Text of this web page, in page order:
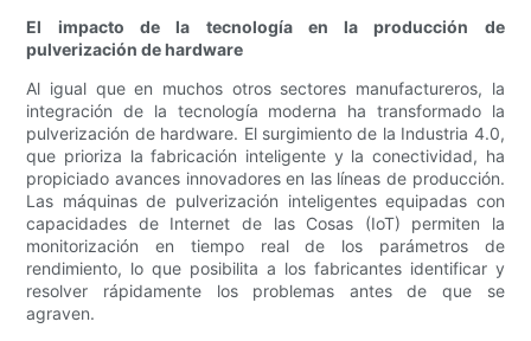
El impacto de la tecnología en la producción de
pulverización de hardware
Al igual que en muchos otros sectores manufactureros, la
integración de la tecnología moderna ha transformado la
pulverización de hardware. El surgimiento de la Industria 4.0,
que prioriza la fabricación inteligente y la conectividad, ha
propiciado avances innovadores en las líneas de producción.
Las máquinas de pulverización inteligentes equipadas con
capacidades de Internet de las Cosas (IoT) permiten la
monitorización en tiempo real de los parámetros de
rendimiento, lo que posibilita a los fabricantes identificar y
resolver rápidamente los problemas antes de que se
agraven.